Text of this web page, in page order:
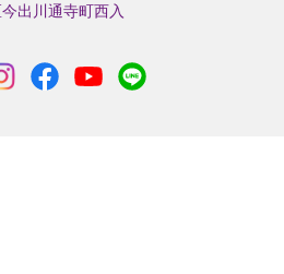
出川通寺町西入